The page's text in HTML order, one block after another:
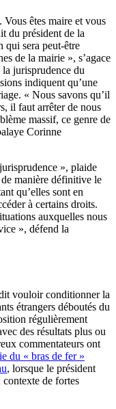
Vous êtes maire et vous
du président de la
qui sera peut-être
de la mairie », s’agace
jurisprudence du
indiquent qu’une
« Nous savons qu’il
il faut arrêter de nous
massif, ce genre de
Corinne
», plaide
manière définitive le
qu’elles sont en
à certains droits.
auxquelles nous
», défend la
vouloir conditionner la
étrangers déboutés du
régulièrement
des résultats plus ou
commentateurs ont
du « bras de fer »
, lorsque le président
de fortes